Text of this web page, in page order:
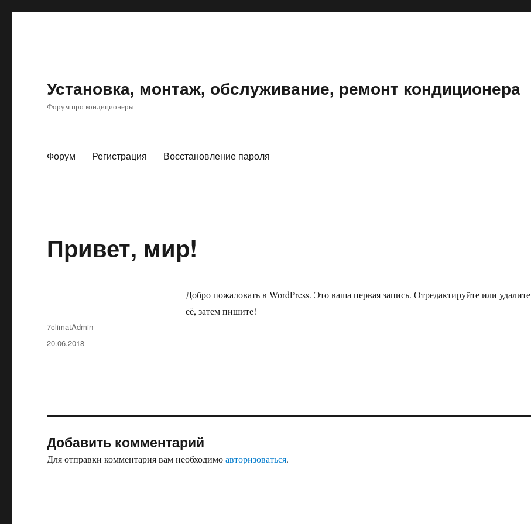
Установка, монтаж, обслуживание, ремонт кондиционера
Форум про кондиционеры
Форум Регистрация Восстановление пароля
Привет, мир!
Добро пожаловать в WordPress. Это ваша первая запись. Отредактируйте или удалите
её, затем пишите!
Автор
7climatAdmin
Опубликовано
20.06.2018
Добавить комментарий
Для отправки комментария вам необходимоавторизоваться.